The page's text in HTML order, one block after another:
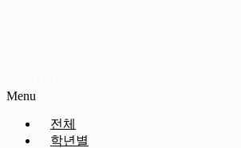
Menu
전체
학년별